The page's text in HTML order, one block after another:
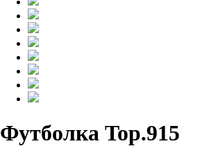
Футболка Top.915